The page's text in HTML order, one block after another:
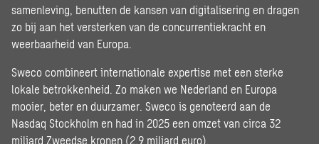
samenleving, benutten de kansen van digitalisering en dragen
zo bij aan het versterken van de concurrentiekracht en
weerbaarheid van Europa.
Sweco combineert internationale expertise met een sterke
lokale betrokkenheid. Zo maken we Nederland en Europa
mooier, beter en duurzamer. Sweco is genoteerd aan de
Nasdaq Stockholm en had in 2025 een omzet van circa 32
miljard Zweedse kronen (2,9 miljard euro).